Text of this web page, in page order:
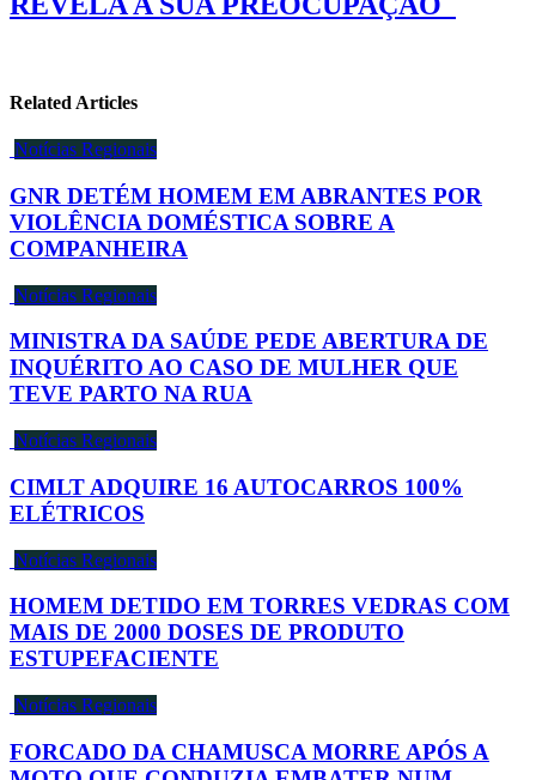
Related Articles
Notícias Regionais
GNR DETÉM HOMEM EM ABRANTES POR
VIOLÊNCIA DOMÉSTICA SOBRE A
COMPANHEIRA
Notícias Regionais
MINISTRA DA SAÚDE PEDE ABERTURA DE
INQUÉRITO AO CASO DE MULHER QUE
TEVE PARTO NA RUA
Notícias Regionais
CIMLT ADQUIRE 16 AUTOCARROS 100%
ELÉTRICOS
Notícias Regionais
HOMEM DETIDO EM TORRES VEDRAS COM
MAIS DE 2000 DOSES DE PRODUTO
ESTUPEFACIENTE
Notícias Regionais
FORCADO DA CHAMUSCA MORRE APÓS A